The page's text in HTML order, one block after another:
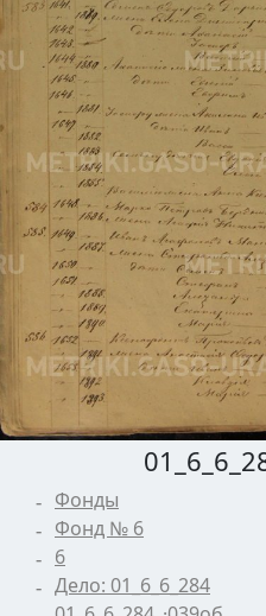
Фонды
Фонд № 6
6
Дело: 01_6_6_284